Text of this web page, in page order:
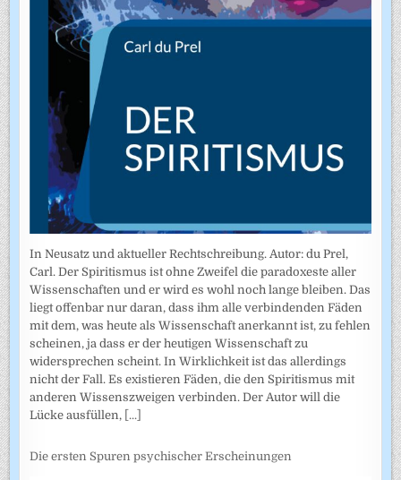
In Neusatz und aktueller Rechtschreibung. Autor: du Prel,
Carl. Der Spiritismus ist ohne Zweifel die paradoxeste aller
Wissenschaften und er wird es wohl noch lange bleiben. Das
liegt offenbar nur daran, dass ihm alle verbindenden Fäden
mit dem, was heute als Wissenschaft anerkannt ist, zu fehlen
scheinen, ja dass er der heutigen Wissenschaft zu
widersprechen scheint. In Wirklichkeit ist das allerdings
nicht der Fall. Es existieren Fäden, die den Spiritismus mit
anderen Wissenszweigen verbinden. Der Autor will die
Lücke ausfüllen, [...]
Die ersten Spuren psychischer Erscheinungen